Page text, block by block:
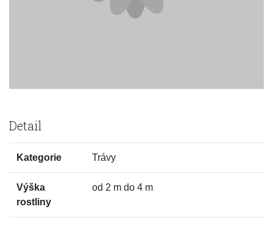
Detail
Kategorie Trávy
Výška
rostliny
od 2 m do 4 m